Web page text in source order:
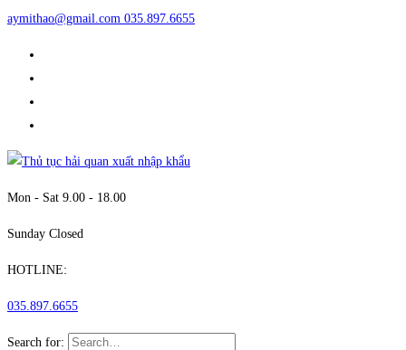
aymithao@gmail.com 035.897.6655
Mon - Sat 9.00 - 18.00
Sunday Closed
HOTLINE:
035.897.6655
Search for: